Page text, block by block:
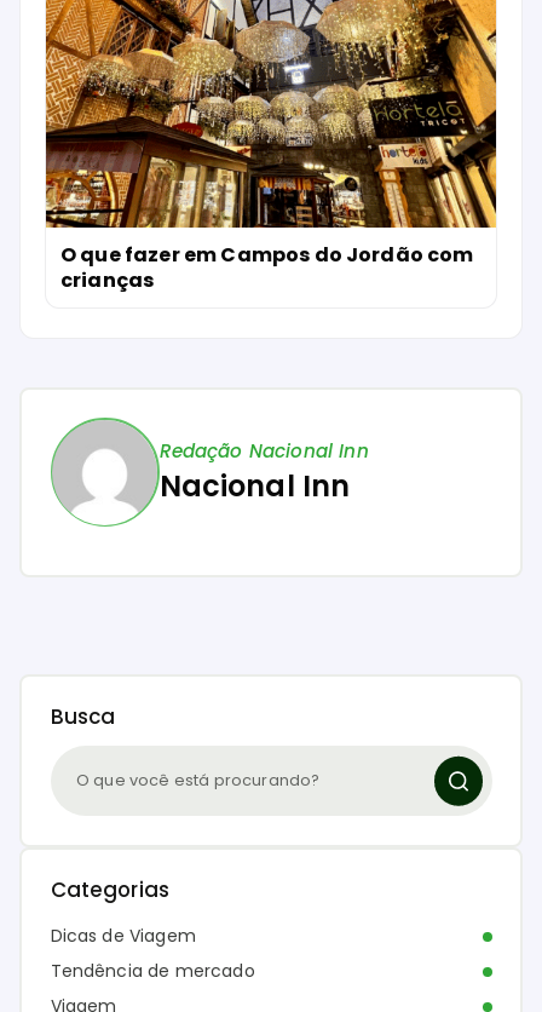
O que fazer em Campos do Jordão com
crianças
Redação Nacional Inn
Nacional Inn
Busca
Categorias
Dicas de Viagem
Tendência de mercado
Viagem